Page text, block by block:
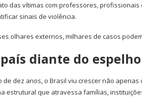
das vítimas com professores,
sinais de violência.
olhares externos, milhares de casos
diante do espelho
de dez anos, o Brasil viu crescer não
estrutural que atravessa famílias,